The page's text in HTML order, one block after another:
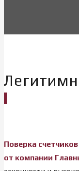
Поверка
от компании